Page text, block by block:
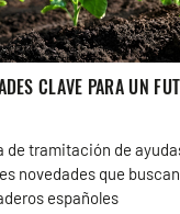
CLAVE PARA UN
de tramitación de
novedades que
españoles